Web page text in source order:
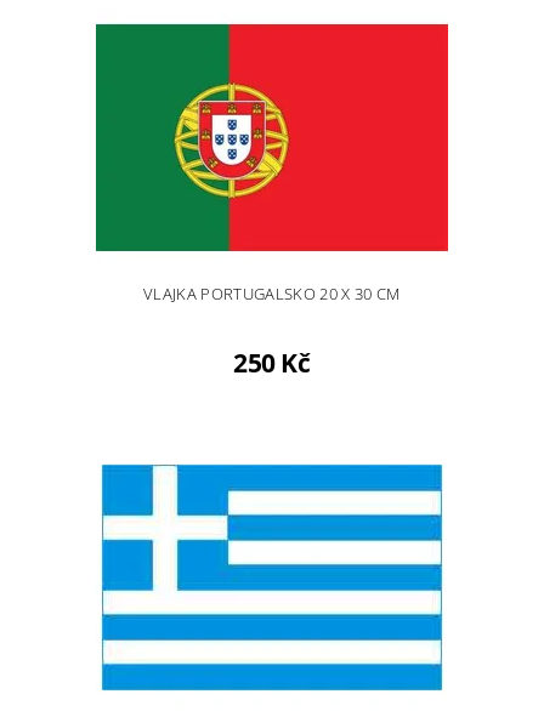
VLAJKA PORTUGALSKO 20 X 30 CM
250 Kč